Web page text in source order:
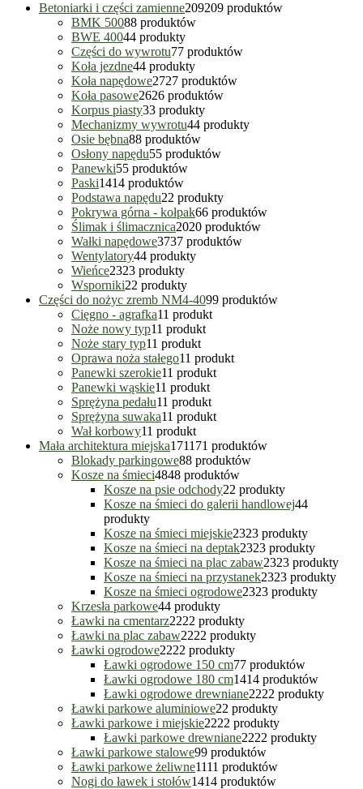
Betoniarki i części zamienne209209 produktów
BMK 50088 produktów
BWE 40044 produkty
Części do wywrotu77 produktów
Koła jezdne44 produkty
Koła napędowe2727 produktów
Koła pasowe2626 produktów
Korpus piasty33 produkty
Mechanizmy wywrotu44 produkty
Osie bębna88 produktów
Osłony napędu55 produktów
Panewki55 produktów
Paski1414 produktów
Podstawa napędu22 produkty
Pokrywa górna - kołpak66 produktów
Ślimak i ślimacznica2020 produktów
Wałki napędowe3737 produktów
Wentylatory44 produkty
Wieńce2323 produkty
Wsporniki22 produkty
Części do nożyc zremb NM4-4099 produktów
Cięgno - agrafka11 produkt
Noże nowy typ11 produkt
Noże stary typ11 produkt
Oprawa noża stałego11 produkt
Panewki szerokie11 produkt
Panewki wąskie11 produkt
Sprężyna pedału11 produkt
Sprężyna suwaka11 produkt
Wał korbowy11 produkt
Mała architektura miejska171171 produktów
Blokady parkingowe88 produktów
Kosze na śmieci4848 produktów
Kosze na psie odchody22 produkty
Kosze na śmieci do galerii handlowej44
produkty
Kosze na śmieci miejskie2323 produkty
Kosze na śmieci na deptak2323 produkty
Kosze na śmieci na plac zabaw2323 produkty
Kosze na śmieci na przystanek2323 produkty
Kosze na śmieci ogrodowe2323 produkty
Krzesła parkowe44 produkty
Ławki na cmentarz2222 produkty
Ławki na plac zabaw2222 produkty
Ławki ogrodowe2222 produkty
Ławki ogrodowe 150 cm77 produktów
Ławki ogrodowe 180 cm1414 produktów
Ławki ogrodowe drewniane2222 produkty
Ławki parkowe aluminiowe22 produkty
Ławki parkowe i miejskie2222 produkty
Ławki parkowe drewniane2222 produkty
Ławki parkowe stalowe99 produktów
Ławki parkowe żeliwne1111 produktów
Nogi do ławek i stołów1414 produktów